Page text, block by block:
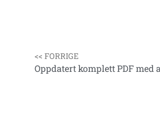
<< FORRIGE
Oppdatert komplett PDF med